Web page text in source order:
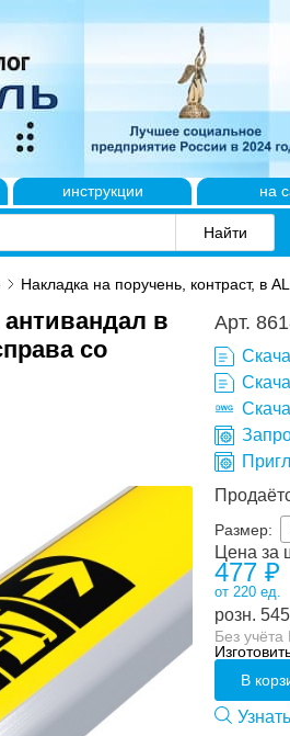
инструкции на
Накладка на поручень, контраст, в
антивандал в
со
Арт.
Размер:
Цена за
477 ₽
от 220 ед.
розн. 545
Без
В